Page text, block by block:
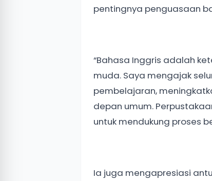
pentingnya penguasaan
“Bahasa Inggris adalah
muda. Saya mengajak
pembelajaran,
depan umum.
untuk mendukung proses
Ia juga mengapresiasi